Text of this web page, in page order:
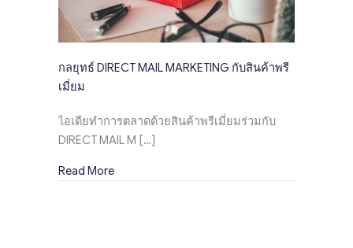
กลยุทธ์ DIRECT MAIL MARKETING กับสินค้าพรี
เมี่ยม
ไอเดียทำการตลาดด้วยสินค้าพรีเมี่ยมร่วมกับ
DIRECT MAIL M […]
Read Moreabout กลยุทธ์ DIRECT MAIL MARKETING กับสิ